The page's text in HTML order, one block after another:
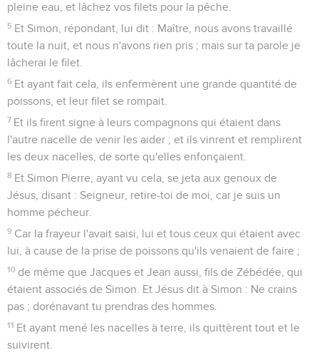
pleine eau, et lâchez vos filets pour la pêche.
5 Et Simon, répondant, lui dit : Maître, nous avons travaillé
toute la nuit, et nous n'avons rien pris ; mais sur ta parole je
lâcherai le filet.
6 Et ayant fait cela, ils enfermèrent une grande quantité de
poissons, et leur filet se rompait.
7 Et ils firent signe à leurs compagnons qui étaient dans
l'autre nacelle de venir les aider ; et ils vinrent et remplirent
les deux nacelles, de sorte qu'elles enfonçaient.
8 Et Simon Pierre, ayant vu cela, se jeta aux genoux de
Jésus, disant : Seigneur, retire-toi de moi, car je suis un
homme pécheur.
9 Car la frayeur l'avait saisi, lui et tous ceux qui étaient avec
lui, à cause de la prise de poissons qu'ils venaient de faire ;
10 de même que Jacques et Jean aussi, fils de Zébédée, qui
étaient associés de Simon. Et Jésus dit à Simon : Ne crains
pas ; dorénavant tu prendras des hommes.
11 Et ayant mené les nacelles à terre, ils quittèrent tout et le
suivirent.